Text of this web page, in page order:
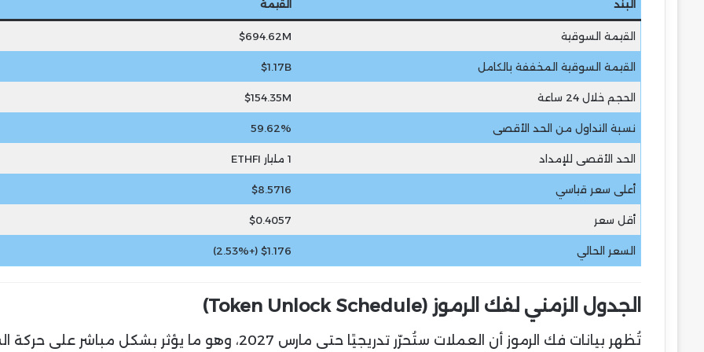
البند القيمة
القيمة السوقية $694.62M
القيمة السوقية المخففة بالكامل $1.17B
الحجم خلال 24 ساعة $154.35M
نسبة التداول من الحد الأقصى 59.62%
الحد الأقصى للإمداد 1 مليار ETHFI
أعلى سعر قياسي $8.5716
أقل سعر $0.4057
السعر الحالي $1.176 (+2.53%)
الجدول الزمني لفك الرموز (Token Unlock Schedule)
تُظهر بيانات فك الرموز أن العملات ستُحرّر تدريجيًا حتى مارس 2027، وهو ما يؤثر بشكل مباشر